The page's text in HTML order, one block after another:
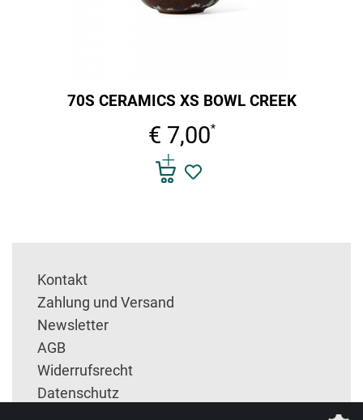
70S CERAMICS XS BOWL CREEK
€ 7,00*
Kontakt
Zahlung und Versand
Newsletter
AGB
Widerrufsrecht
Datenschutz